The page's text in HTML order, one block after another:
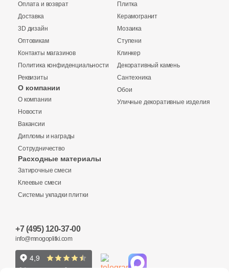
Купить в 1 клик
Количество
Минимальная сумма заказа
Заявка на бесплатный 3D дизайн
Телефон
Обратная связь
Ваше имя
Оплата и возврат
Доставка
3D дизайн
Оптовикам
Контакты магазинов
Политика конфиденциальности
Реквизиты
О компании
О компании
Новости
Вакансии
Дипломы и награды
Сотрудничество
Расходные материалы
Затирочные смеси
Клеевые смеси
Системы укладки плитки
Плитка
Керамогранит
Мозаика
Ступени
Клинкер
Декоративный камень
Сантехника
Обои
Уличные декоративные изделия
+7 (495) 120-37-00
info@mnogoplitki.com